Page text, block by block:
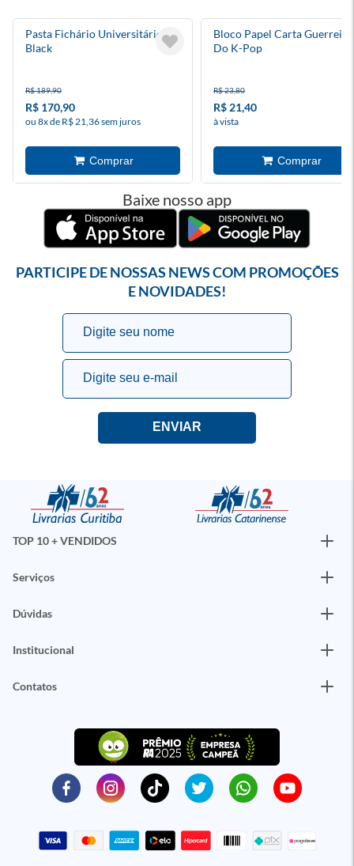
Pasta Fichário Universitário All
Black
R$ 189,90
R$ 170,90
ou 8x de R$ 21,36 sem juros
Bloco Papel Carta
Do K-Pop
R$ 23,80
R$ 21,40
à vista
Baixe nosso app
PARTICIPE DE NOSSAS NEWS COM PROMOÇÕES
E NOVIDADES!
TOP 10 + VENDIDOS
Serviços
Dúvidas
Institucional
Contatos